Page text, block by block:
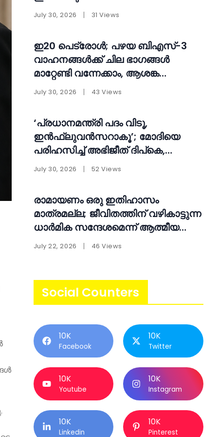
July 30, 2026 31 Views
ഇ20 പെട്രോൾ; പഴയ ബിഎസ്-3
വാഹനങ്ങൾക്ക് ചില ഭാഗങ്ങൾ
മാറ്റേണ്ടി വന്നേക്കാം, ആശങ്ക
വേണ്ടെന്ന് കേന്ദ്രം
July 30, 2026 43 Views
‘പ്രധാനമന്ത്രി പദം വിടൂ,
ഇൻഫ്ലുവൻസറാകൂ’; മോദിയെ
പരിഹസിച്ച് അഭിജീത് ദിപ്കെ,
വിദ്യാർത്ഥി പ്രതിഷേധം വീണ്ടും
July 30, 2026 52 Views
രാമായണം ഒരു ഇതിഹാസം
മാത്രമല്ല; ജീവിതത്തിന് വഴികാട്ടുന്ന
ധാർമിക സന്ദേശമെന്ന് ആത്മീയ
പ്രഭാഷണം
July 22, 2026 46 Views
Social Counters
10K
Facebook
10K
Twitter
10K
Youtube
10K
Instagram
10K
Linkedin
10K
Pinterest